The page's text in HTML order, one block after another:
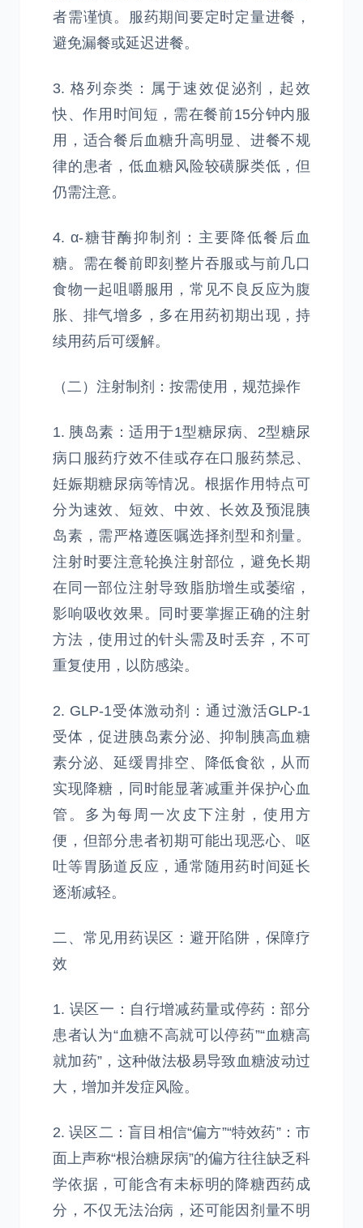
者需谨慎。服药期间要定时定量进餐，
避免漏餐或延迟进餐。
3. 格列奈类：属于速效促泌剂，起效
快、作用时间短，需在餐前15分钟内服
用，适合餐后血糖升高明显、进餐不规
律的患者，低血糖风险较磺脲类低，但
仍需注意。
4. α-糖苷酶抑制剂：主要降低餐后血
糖。需在餐前即刻整片吞服或与前几口
食物一起咀嚼服用，常见不良反应为腹
胀、排气增多，多在用药初期出现，持
续用药后可缓解。
（二）注射制剂：按需使用，规范操作
1. 胰岛素：适用于1型糖尿病、2型糖尿
病口服药疗效不佳或存在口服药禁忌、
妊娠期糖尿病等情况。根据作用特点可
分为速效、短效、中效、长效及预混胰
岛素，需严格遵医嘱选择剂型和剂量。
注射时要注意轮换注射部位，避免长期
在同一部位注射导致脂肪增生或萎缩，
影响吸收效果。同时要掌握正确的注射
方法，使用过的针头需及时丢弃，不可
重复使用，以防感染。
2. GLP-1受体激动剂：通过激活GLP-1
受体，促进胰岛素分泌、抑制胰高血糖
素分泌、延缓胃排空、降低食欲，从而
实现降糖，同时能显著减重并保护心血
管。多为每周一次皮下注射，使用方
便，但部分患者初期可能出现恶心、呕
吐等胃肠道反应，通常随用药时间延长
逐渐减轻。
二、常见用药误区：避开陷阱，保障疗
效
1. 误区一：自行增减药量或停药：部分
患者认为“血糖不高就可以停药”“血糖高
就加药”，这种做法极易导致血糖波动过
大，增加并发症风险。
2. 误区二：盲目相信“偏方”“特效药”：市
面上声称“根治糖尿病”的偏方往往缺乏科
学依据，可能含有未标明的降糖西药成
分，不仅无法治病，还可能因剂量不明